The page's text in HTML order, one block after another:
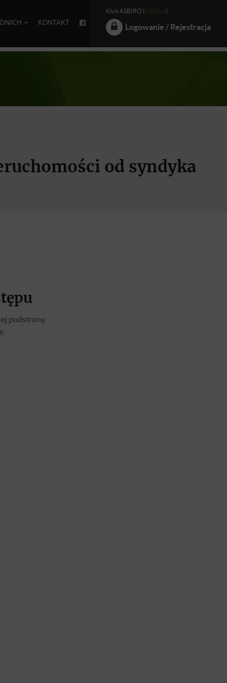
KONTAKT
Klub ASBIRO ( o klubie)
Logowanie / Rejestracja
od syndyka
podstrony.